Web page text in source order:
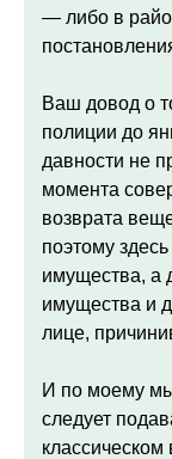
— либо в
Ваш довод о
полиции до
давности не
момента
возврата
поэтому
имущества, а
имущества и
лице,
И по моему
следует